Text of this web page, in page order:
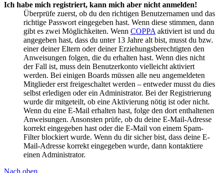
Ich habe mich registriert, kann mich aber nicht anmelden!
Überprüfe zuerst, ob du den richtigen Benutzernamen und das
richtige Passwort eingegeben hast. Wenn diese stimmen, dann
gibt es zwei Möglichkeiten. Wenn COPPA aktiviert ist und du
angegeben hast, dass du unter 13 Jahre alt bist, musst du bzw.
einer deiner Eltern oder deiner Erziehungsberechtigten den
Anweisungen folgen, die du erhalten hast. Wenn dies nicht
der Fall ist, muss dein Benutzerkonto vielleicht aktiviert
werden. Bei einigen Boards müssen alle neu angemeldeten
Mitglieder erst freigeschaltet werden – entweder musst du dies
selbst erledigen oder ein Administrator. Bei der Registrierung
wurde dir mitgeteilt, ob eine Aktivierung nötig ist oder nicht.
Wenn du eine E-Mail erhalten hast, folge den dort enthaltenen
Anweisungen. Ansonsten prüfe, ob du deine E-Mail-Adresse
korrekt eingegeben hast oder die E-Mail von einem Spam-
Filter blockiert wurde. Wenn du dir sicher bist, dass deine E-
Mail-Adresse korrekt eingegeben wurde, dann kontaktiere
einen Administrator.
Nach oben